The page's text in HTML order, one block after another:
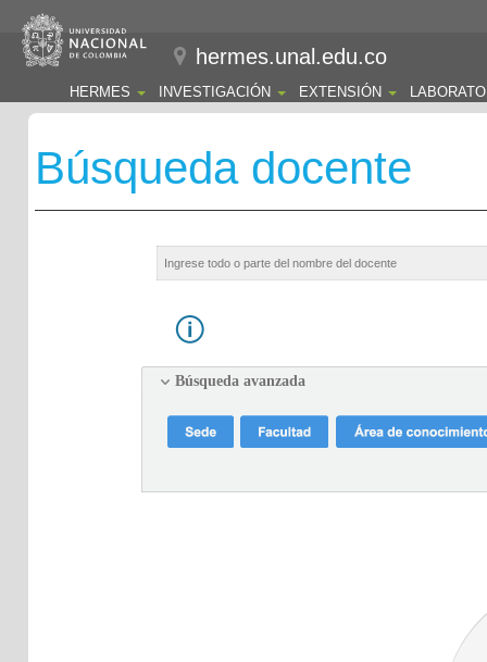
hermes.unal.edu.co
HERMES INVESTIGACIÓN EXTENSIÓN
Búsqueda docente
Búsqueda avanzada